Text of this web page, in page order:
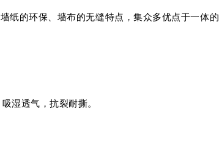
纸的环保、墙布的无缝特点，集众多优点于一体的
湿透气，抗裂耐撕。